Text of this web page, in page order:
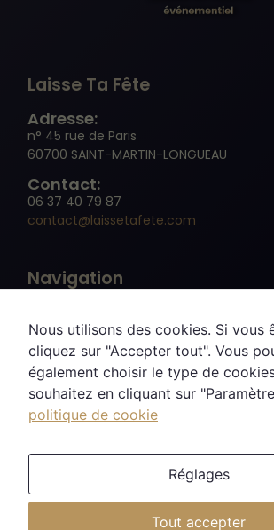
Laisse Ta Fête
Adresse:
n° 45 rue de Paris
60700 SAINT-MARTIN-LONGUEAU
Contact:
06 37 40 79 87
contact@laissetafete.com
Navigation
Recherche
Réseaux sociaux
Site réalisé par
Nous utilisons des cookies. Si vous
cliquez sur "Accepter tout". Vous
également choisir le type de
souhaitez en cliquant sur
politique de cookie
Réglages
Tout accepter